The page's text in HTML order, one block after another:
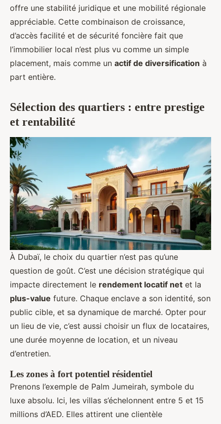
offre une stabilité juridique et une mobilité régionale
appréciable. Cette combinaison de croissance,
d’accès facilité et de sécurité foncière fait que
l’immobilier local n’est plus vu comme un simple
placement, mais comme un actif de diversification à
part entière.
Sélection des quartiers : entre prestige
et rentabilité
À Dubaï, le choix du quartier n’est pas qu’une
question de goût. C’est une décision stratégique qui
impacte directement le rendement locatif net et la
plus-value future. Chaque enclave a son identité, son
public cible, et sa dynamique de marché. Opter pour
un lieu de vie, c’est aussi choisir un flux de locataires,
une durée moyenne de location, et un niveau
d’entretien.
Les zones à fort potentiel résidentiel
Prenons l’exemple de Palm Jumeirah, symbole du
luxe absolu. Ici, les villas s’échelonnent entre 5 et 15
millions d’AED. Elles attirent une clientèle